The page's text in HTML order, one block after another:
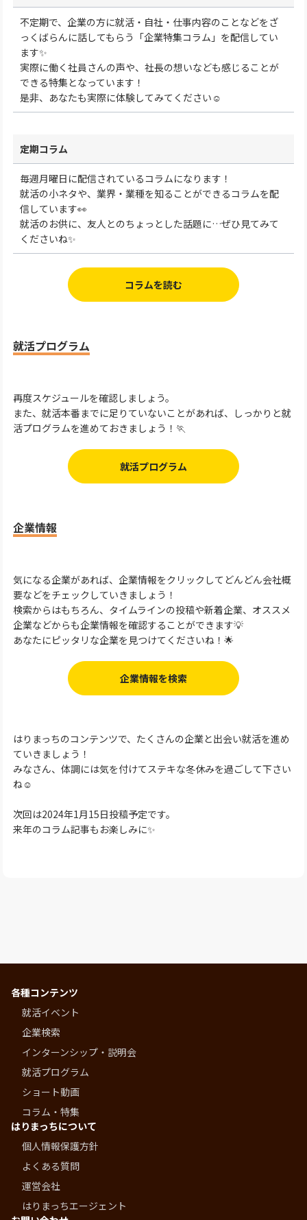
不定期で、企業の方に就活・自社・仕事内容のことなどをざ
っくばらんに話してもらう「企業特集コラム」を配信してい
ます✨
実際に働く社員さんの声や、社長の想いなども感じることが
できる特集となっています！
是非、あなたも実際に体験してみてください☺
定期コラム
毎週月曜日に配信されているコラムになります！
就活の小ネタや、業界・業種を知ることができるコラムを配
信しています👀
就活のお供に、友人とのちょっとした話題に…ぜひ見てみて
くださいね✨
コラムを読む
就活プログラム
再度スケジュールを確認しましょう。
また、就活本番までに足りていないことがあれば、しっかりと就
活プログラムを進めておきましょう！🏃
就活プログラム
企業情報
気になる企業があれば、企業情報をクリックしてどんどん会社概
要などをチェックしていきましょう！
検索からはもちろん、タイムラインの投稿や新着企業、オススメ
企業などからも企業情報を確認することができます💡
あなたにピッタリな企業を見つけてくださいね！🌟
企業情報を検索
はりまっちのコンテンツで、たくさんの企業と出会い就活を進め
ていきましょう！
みなさん、体調には気を付けてステキな冬休みを過ごして下さい
ね☺
次回は2024年1月15日投稿予定です。
来年のコラム記事もお楽しみに✨
各種コンテンツ
就活イベント
企業検索
インターンシップ・説明会
就活プログラム
ショート動画
コラム・特集
はりまっちについて
個人情報保護方針
よくある質問
運営会社
はりまっちエージェント